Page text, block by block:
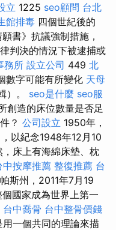
立 1225 seo顧問 台北
館排毒 四個世紀後的
書》抗議強制措施，
判決的情況下被逮捕或
務所 設立公司 449 北
數字可能有所變化 天母
）。 seo是什麼 seo服
創造的床位數量是否足
？ 公司設立 1950年，
以紀念1948年12月10
床上有海綿床墊、枕
中按摩推薦 整復推薦 台
斯州，2011年7月19
國家成為世界上第一
台中喬骨 台中整骨價錢
一個共同的理論來描